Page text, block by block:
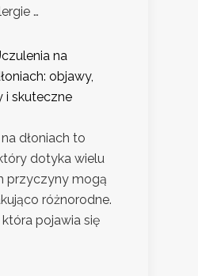
…
na
objawy,
i skuteczne
dłoniach to
dotyka wielu
przyczyny mogą
różnorodne.
pojawia się